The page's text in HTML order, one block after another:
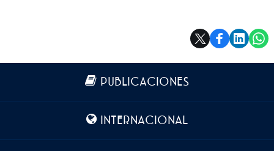
Más información
PUBLICACIONES
INTERNACIONAL